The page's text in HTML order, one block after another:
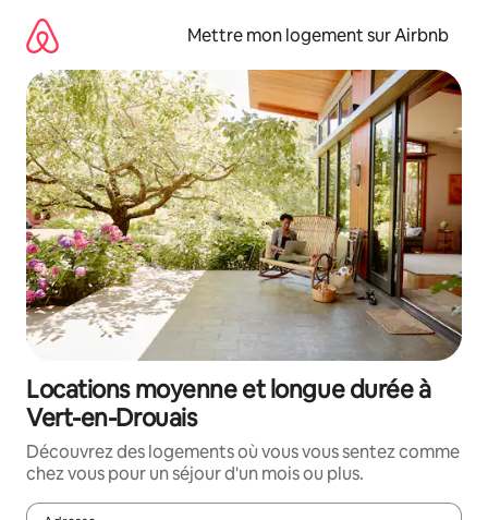
directement
contenu
Mettre mon logement sur Airbnb
Locations moyenne et longue durée à
Vert-en-Drouais
Découvrez des logements où vous vous sentez comme
chez vous pour un séjour d'un mois ou plus.